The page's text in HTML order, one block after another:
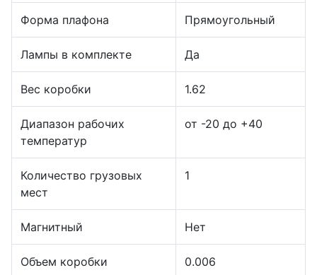
Форма плафона Прямоугольный
Лампы в комплекте Да
Вес коробки 1.62
Диапазон рабочих
температур
от -20 до +40
Количество грузовых
мест
1
Магнитный Нет
Объем коробки 0.006